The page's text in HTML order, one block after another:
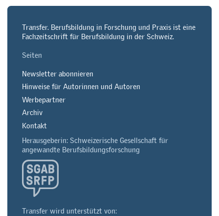
Transfer. Berufsbildung in Forschung und Praxis ist eine
Fachzeitschrift für Berufsbildung in der Schweiz.
Seiten
Newsletter abonnieren
Hinweise für Autorinnen und Autoren
Werbepartner
Archiv
Kontakt
Herausgeberin: Schweizerische Gesellschaft für
angewandte Berufsbildungsforschung
Transfer wird unterstützt von: